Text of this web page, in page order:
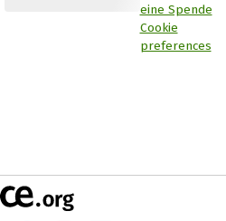
eine Spende
Cookie
preferences